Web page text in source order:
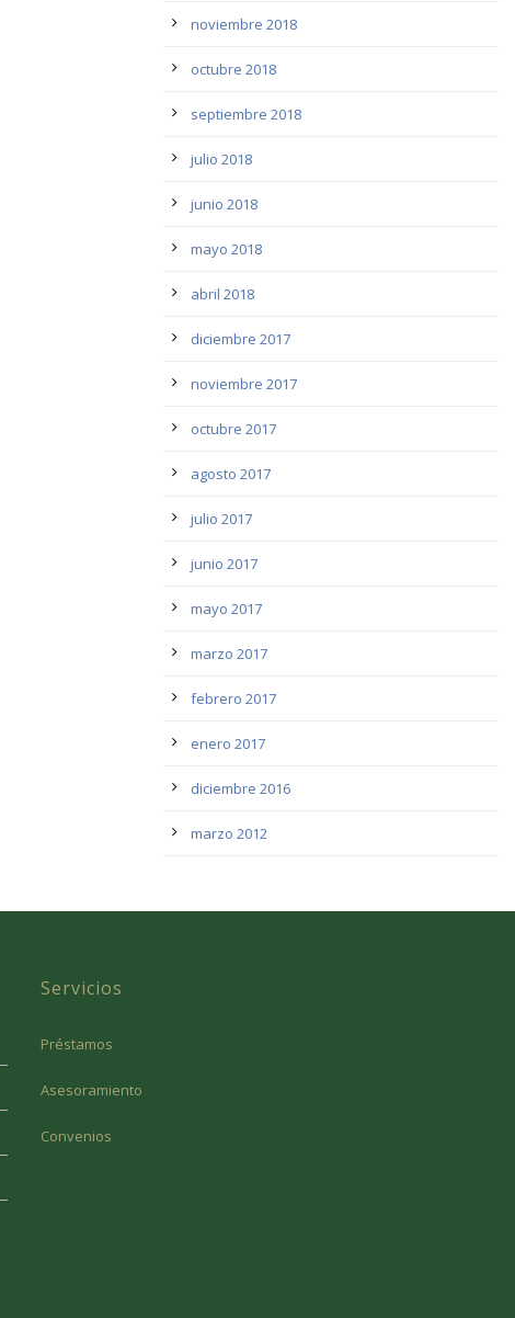
noviembre 2018
octubre 2018
septiembre 2018
julio 2018
junio 2018
mayo 2018
abril 2018
diciembre 2017
noviembre 2017
octubre 2017
agosto 2017
julio 2017
junio 2017
mayo 2017
marzo 2017
febrero 2017
enero 2017
diciembre 2016
marzo 2012
Servicios
Préstamos
Asesoramiento
Convenios